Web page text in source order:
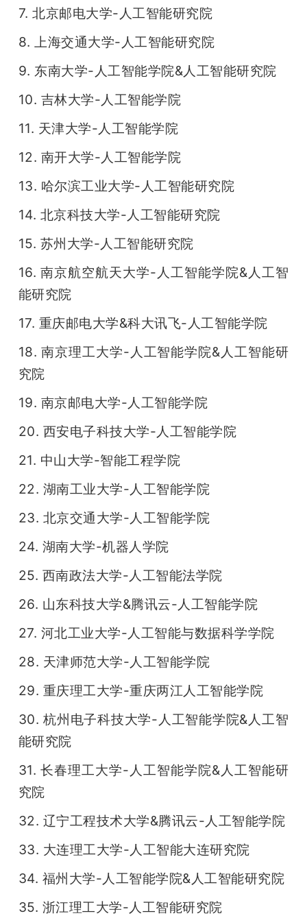
7. 北京邮电大学-人工智能研究院
8. 上海交通大学-人工智能研究院
9. 东南大学-人工智能学院&人工智能研究院
10. 吉林大学-人工智能学院
11. 天津大学-人工智能学院
12. 南开大学-人工智能学院
13. 哈尔滨工业大学-人工智能研究院
14. 北京科技大学-人工智能研究院
15. 苏州大学-人工智能研究院
16. 南京航空航天大学-人工智能学院&人工智
能研究院
17. 重庆邮电大学&科大讯飞-人工智能学院
18. 南京理工大学-人工智能学院&人工智能研
究院
19. 南京邮电大学-人工智能学院
20. 西安电子科技大学-人工智能学院
21. 中山大学-智能工程学院
22. 湖南工业大学-人工智能学院
23. 北京交通大学-人工智能学院
24. 湖南大学-机器人学院
25. 西南政法大学-人工智能法学院
26. 山东科技大学&腾讯云-人工智能学院
27. 河北工业大学-人工智能与数据科学学院
28. 天津师范大学-人工智能学院
29. 重庆理工大学-重庆两江人工智能学院
30. 杭州电子科技大学-人工智能学院&人工智
能研究院
31. 长春理工大学-人工智能学院&人工智能研
究院
32. 辽宁工程技术大学&腾讯云-人工智能学院
33. 大连理工大学-人工智能大连研究院
34. 福州大学-人工智能学院&人工智能研究院
35. 浙江理工大学-人工智能研究院